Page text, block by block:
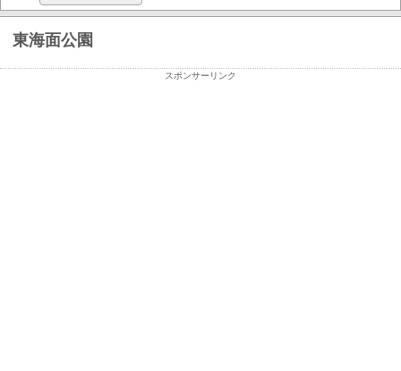
東海面公園
スポンサーリンク